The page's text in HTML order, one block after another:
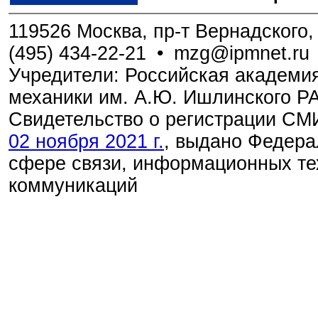
119526 Москва, пр-т
(495) 434-22-21 • mzg@ipmnet.ru
Учредители: Российская
механики им. А.Ю. Ишлинского
Свидетельство о регистрации
02 ноября 2021 г., выдано
сфере связи, информационных
коммуникаций